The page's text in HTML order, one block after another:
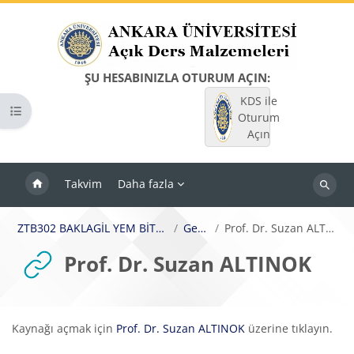
ŞU HESABINIZLA OTURUM AÇIN:
KDS ile
Oturum
Açın
Takvim Daha fazla
Dersleri
Kurs dizinini aç
ZTB302 BAKLAGİL YEM BİTKİLERİ Genel Prof. Dr. Suzan ALTINOK
Prof. Dr. Suzan ALTINOK
Tamamlama Gereklilikleri
Kaynağı açmak için Prof. Dr. Suzan ALTINOK üzerine tıklayın.